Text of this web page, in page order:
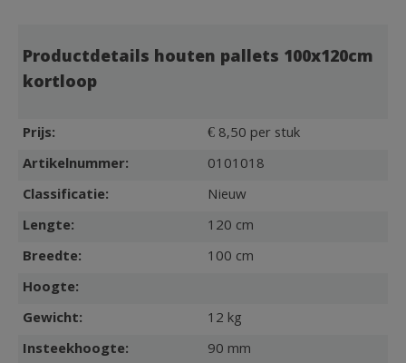
Productdetails houten pallets 100x120cm
kortloop
Prijs:
€ 8,50 per stuk
Artikelnummer:
0101018
Classificatie:
Nieuw
Lengte:
120 cm
Breedte:
100 cm
Hoogte:
Gewicht:
12 kg
Insteekhoogte:
90 mm